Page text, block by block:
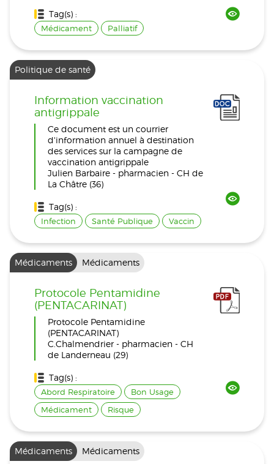
Tag(s) :
Médicament Palliatif
Politique de santé
Information vaccination
antigrippale
Ce document est un courrier
d'information annuel à destination
des services sur la campagne de
vaccination antigrippale
Julien Barbaire - pharmacien - CH de
La Châtre (36)
Tag(s) :
Infection Santé Publique Vaccin
Médicaments Médicaments
Protocole Pentamidine
(PENTACARINAT)
Protocole Pentamidine
(PENTACARINAT)
C.Chalmendrier - pharmacien - CH
de Landerneau (29)
Tag(s) :
Abord Respiratoire
Bon Usage
Médicament
Risque
Médicaments Médicaments